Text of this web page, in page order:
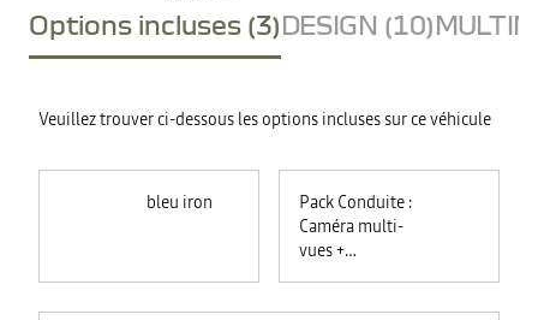
Options incluses (3)DESIGN (10)
Veuillez trouver ci-dessous les options incluses sur ce véhicule
bleu iron
Pack Conduite :
Caméra multi-
vues +